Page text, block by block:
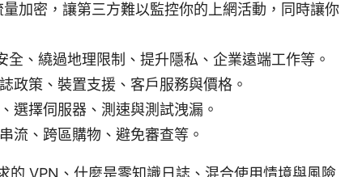
加密，讓第三方難以監控你的上網活動，同時讓你
全、繞過地理限制、提升隱私、企業遠端工作等。
政策、裝置支援、客戶服務與價格。
選擇伺服器、測速與測試洩漏。
流、跨區購物、避免審查等。